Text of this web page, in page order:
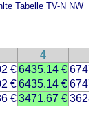
Tabelle TV-N NW
4
€6435.14 €
€6435.14 €
€3471.67 €